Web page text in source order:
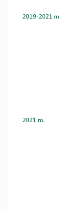
2019-2021 m.
2021 m.